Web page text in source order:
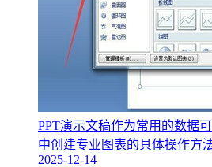
PPT演示文稿作为常用的数据
中创建专业图表的具体操作方
2025-12-14